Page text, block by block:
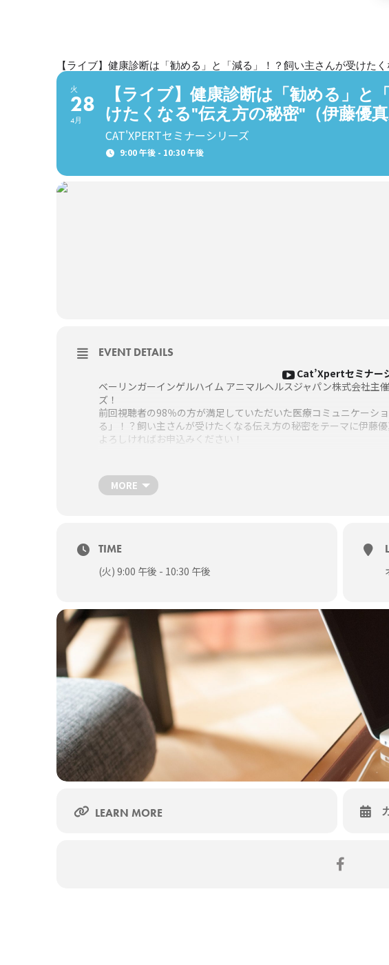
【ライブ】健康診断は「勧める」と「減る」！？飼い主さんが受けた
火
28
4月
【ライブ】健康診断は「勧める」と
けたくなる"伝え方の秘密"（伊藤優真
CAT'XPERTセミナーシリーズ
9:00 午後 - 10:30 午後
EVENT DETAILS
Cat’Xpertセミナー
ベーリンガーインゲルハイム アニマルヘルスジャパン株式会社主
ズ！
前回視聴者の98％の方が満足していただいた医療コミュニケーシ
る」！？飼い主さんが受けたくなる伝え方の秘密をテーマに伊藤
よろしければお申込みください！
4月28日（火）21時～22時半
場所
セミナータイトル
ー「医療コミュニケーション」から考えるー健康診断は「勧める」
飼い主さんが受けたくなる”伝え方の秘密”
伊藤優真先生
定員
4500名（先着）
対象
獣医師、愛玩動物看護師・ケアスタッフ（動物病院勤務）
獣医学生
参加費
無料
主催
ベーリンガーインゲルハイム アニマルヘルスジャパン株式会社
申込締切
備考
・本セミナーは無料ですが、視聴に必要となるインターネット通信
※視聴URLはセミナー開催前日12時、当日開始60分前にお申し込
MORE
TIME
(火) 9:00 午後 - 10:30 午後
LEARN MORE